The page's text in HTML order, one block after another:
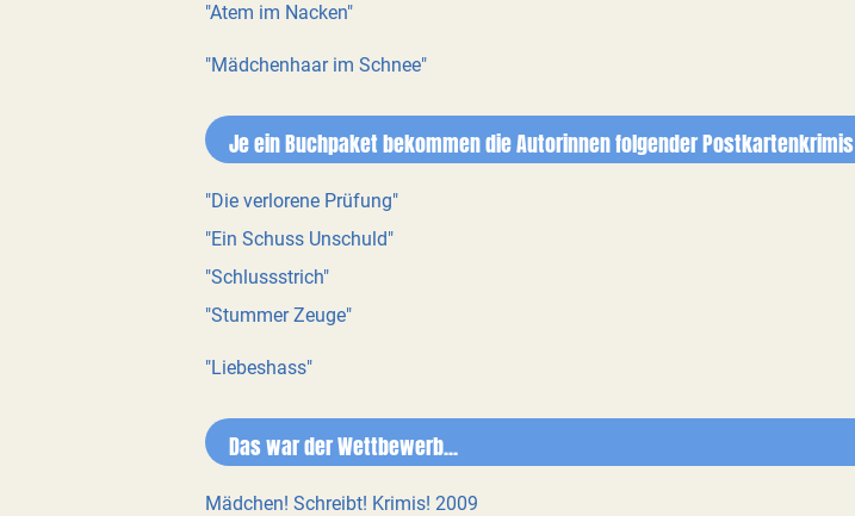
"Atem im Nacken"
"Mädchenhaar im Schnee"
Je ein Buchpaket bekommen die Autorinnen folgender Postkartenkrimis
"Die verlorene Prüfung"
"Ein Schuss Unschuld"
"Schlussstrich"
"Stummer Zeuge"
"Liebeshass"
Das war der Wettbewerb...
Mädchen! Schreibt! Krimis! 2009